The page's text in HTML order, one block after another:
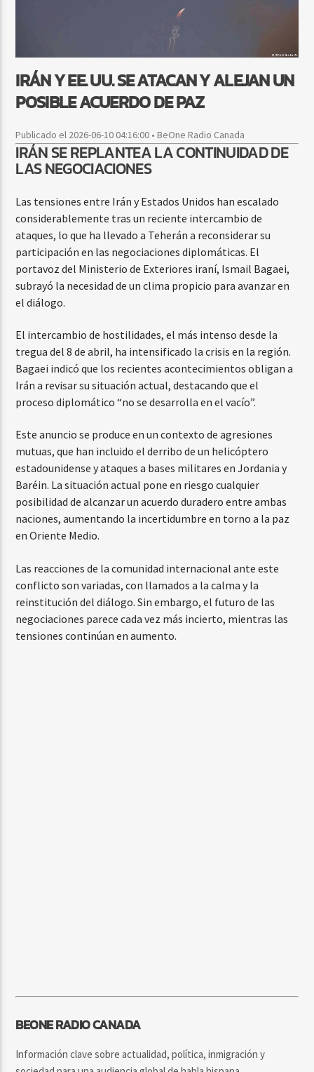
IRÁN Y EE. UU. SE ATACAN Y ALEJAN UN
POSIBLE ACUERDO DE PAZ
Publicado el 2026-06-10 04:16:00 • BeOne Radio Canada
IRÁN SE REPLANTEA LA CONTINUIDAD DE
LAS NEGOCIACIONES
Las tensiones entre Irán y Estados Unidos han escalado
considerablemente tras un reciente intercambio de
ataques, lo que ha llevado a Teherán a reconsiderar su
participación en las negociaciones diplomáticas. El
portavoz del Ministerio de Exteriores iraní, Ismail Bagaei,
subrayó la necesidad de un clima propicio para avanzar en
el diálogo.
El intercambio de hostilidades, el más intenso desde la
tregua del 8 de abril, ha intensificado la crisis en la región.
Bagaei indicó que los recientes acontecimientos obligan a
Irán a revisar su situación actual, destacando que el
proceso diplomático “no se desarrolla en el vacío”.
Este anuncio se produce en un contexto de agresiones
mutuas, que han incluido el derribo de un helicóptero
estadounidense y ataques a bases militares en Jordania y
Baréin. La situación actual pone en riesgo cualquier
posibilidad de alcanzar un acuerdo duradero entre ambas
naciones, aumentando la incertidumbre en torno a la paz
en Oriente Medio.
Las reacciones de la comunidad internacional ante este
conflicto son variadas, con llamados a la calma y la
reinstitución del diálogo. Sin embargo, el futuro de las
negociaciones parece cada vez más incierto, mientras las
tensiones continúan en aumento.
BEONE RADIO CANADA
Información clave sobre actualidad, política, inmigración y